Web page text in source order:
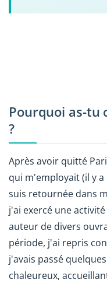
Pourquoi as-tu
?
Après avoir quitté
qui m'employait (il y
suis retournée dans
j'ai exercé une
auteur de divers
période, j'ai repris
j'avais passé
chaleureux,